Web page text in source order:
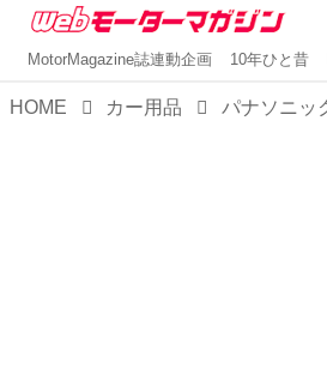
MotorMagazine誌連動企画 10年ひと昔
HOME カー用品